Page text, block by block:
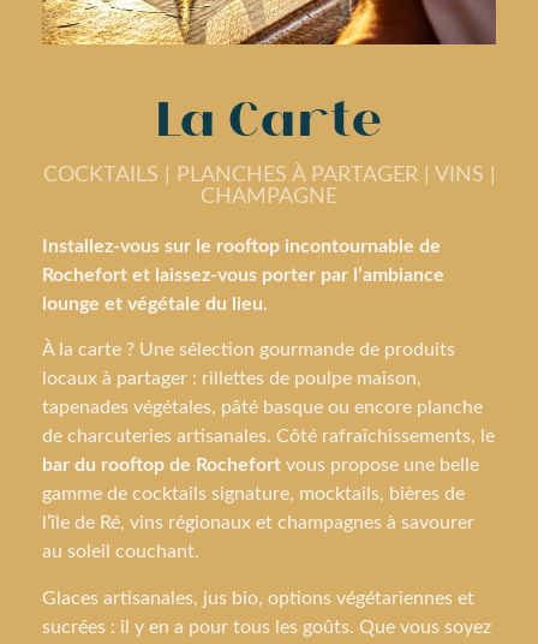
La Carte
COCKTAILS | PLANCHES À PARTAGER | VINS |
CHAMPAGNE
Installez-vous sur le rooftop incontournable de
Rochefort et laissez-vous porter par l’ambiance
lounge et végétale du lieu.
À la carte ? Une sélection gourmande de produits
locaux à partager : rillettes de poulpe maison,
tapenades végétales, pâté basque ou encore planche
de charcuteries artisanales. Côté rafraîchissements, le
bar du rooftop de Rochefort vous propose une belle
gamme de cocktails signature, mocktails, bières de
l’île de Ré, vins régionaux et champagnes à savourer
au soleil couchant.
Glaces artisanales, jus bio, options végétariennes et
sucrées : il y en a pour tous les goûts. Que vous soyez